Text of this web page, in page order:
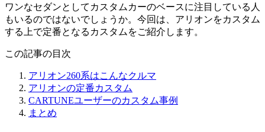
ワンなセダンとしてカスタムカーのベースに注目している人
もいるのではないでしょうか。今回は、アリオンをカスタム
する上で定番となるカスタムをご紹介します。
この記事の目次
アリオン260系はこんなクルマ
アリオンの定番カスタム
CARTUNEユーザーのカスタム事例
まとめ